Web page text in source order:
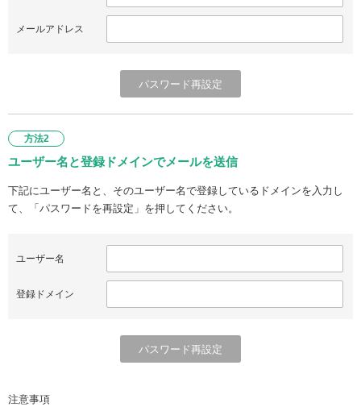
メールアドレス
方法2
ユーザー名と登録ドメインでメールを送信
下記にユーザー名と、そのユーザー名で登録しているドメインを入力し
て、「パスワードを再設定」を押してください。
ユーザー名
登録ドメイン
注意事項